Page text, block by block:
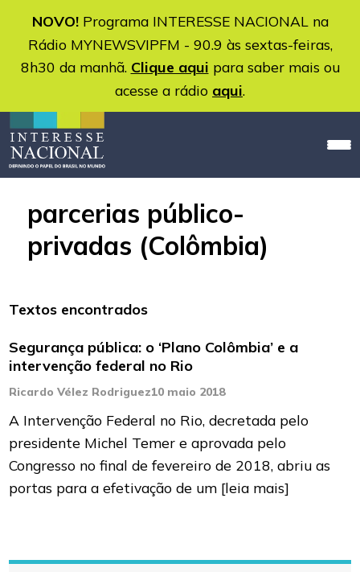
NOVO!Programa INTERESSE NACIONAL na
Rádio MYNEWSVIPFM - 90.9 às sextas-feiras,
8h30 da manhã. Clique aqui para saber mais ou
acesse a rádio aqui.
parcerias público-
privadas (Colômbia)
Textos encontrados
Segurança pública: o ‘Plano Colômbia’ e a
intervenção federal no Rio
Ricardo Vélez Rodriguez10 maio 2018
A Intervenção Federal no Rio, decretada pelo
presidente Michel Temer e aprovada pelo
Congresso no final de fevereiro de 2018, abriu as
portas para a efetivação de um [leia mais]